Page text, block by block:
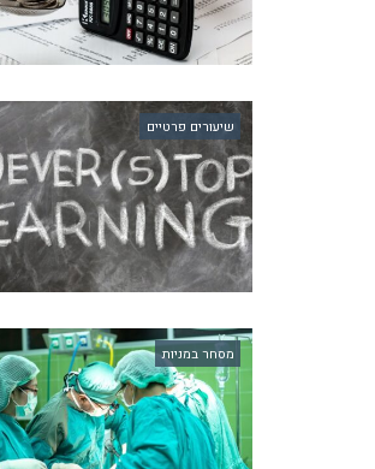
שיעורים פרטיים
מסחר במניות